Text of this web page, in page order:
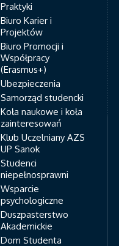
Praktyki
Biuro Karier i
Projektów
Biuro Promocji i
Współpracy
(Erasmus+)
Ubezpieczenia
Samorząd studencki
Koła naukowe i koła
zainteresowań
Klub Uczelniany AZS
UP Sanok
Studenci
niepełnosprawni
Wsparcie
psychologiczne
Duszpasterstwo
Akademickie
Dom Studenta